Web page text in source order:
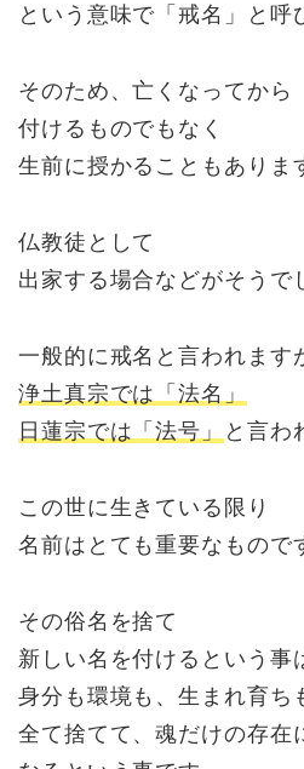
という意味で「戒名」と呼
そのため、亡くなってから
付けるものでもなく
生前に授かることもありま
仏教徒として
出家する場合などがそうで
一般的に戒名と言われます
浄土真宗では「法名」
日蓮宗では「法号」
と言わ
この世に生きている限り
名前はとても重要なもので
その俗名を捨て
新しい名を付けるという事
身分も環境も、生まれ育ち
全て捨てて、魂だけの存在